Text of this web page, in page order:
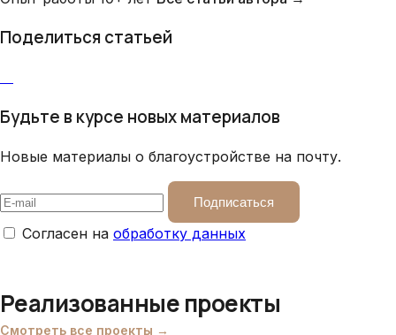
Поделиться статьей
Будьте в курсе новых материалов
Новые материалы о благоустройстве на почту.
Подписаться
Согласен на обработку данных
Реализованные проекты
Смотреть все проекты →